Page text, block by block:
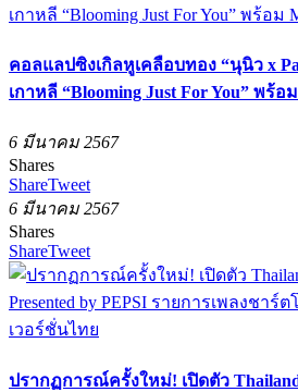
คอลแลปซิงเกิลหูเคลือบทอง “นุนิว x
เกาหลี “Blooming Just For You” พร้
6 มีนาคม 2567
Shares
ShareTweet
6 มีนาคม 2567
Shares
ShareTweet
ปรากฏการณ์ครั้งใหม่! เปิดตัว